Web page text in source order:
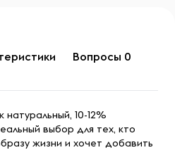
Вопросы 0
10-12%
выбор для тех, кто
жизни и хочет добавить